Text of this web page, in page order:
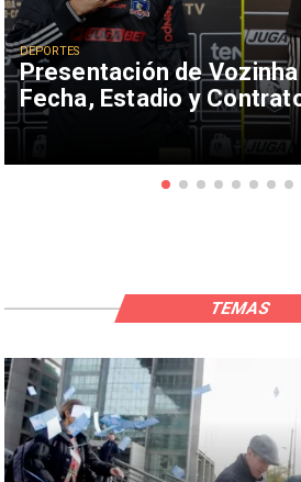
Presentación de
Fecha, Estadio y
DEPORTES
TEMAS